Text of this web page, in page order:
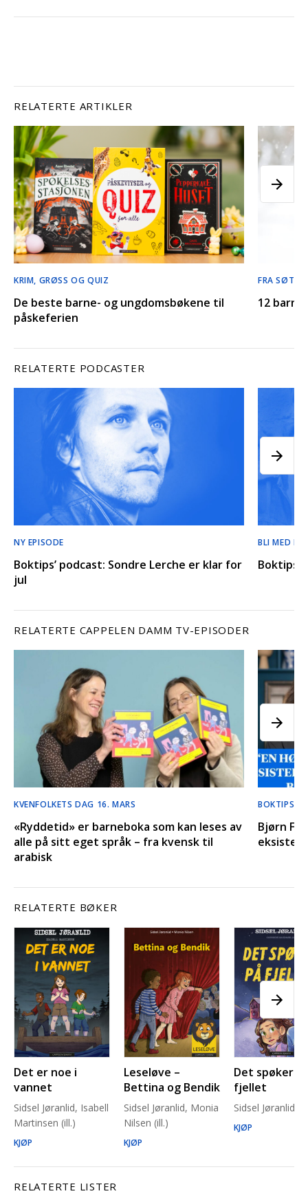
RELATERTE ARTIKLER
KRIM, GRØSS OG QUIZ
De beste barne- og ungdomsbøkene til
påskeferien
FRA SØTE
12
RELATERTE PODCASTER
NY EPISODE
Boktips’ podcast: Sondre Lerche er klar for
jul
BLI MED
Boktips’
RELATERTE CAPPELEN DAMM TV-EPISODER
KVENFOLKETS DAG 16. MARS
«Ryddetid» er barneboka som kan leses av
alle på sitt eget språk – fra kvensk til
arabisk
BOKTIPS
Bjørn F.
RELATERTE BØKER
Det er noe i
vannet
Sidsel Jøranlid, Isabell
Martinsen (ill.)
KJØP
Leseløve –
Bettina og Bendik
Sidsel Jøranlid, Monia
Nilsen (ill.)
KJØP
Det spøker
fjellet
Sidsel Jøranlid
KJØP
RELATERTE LISTER